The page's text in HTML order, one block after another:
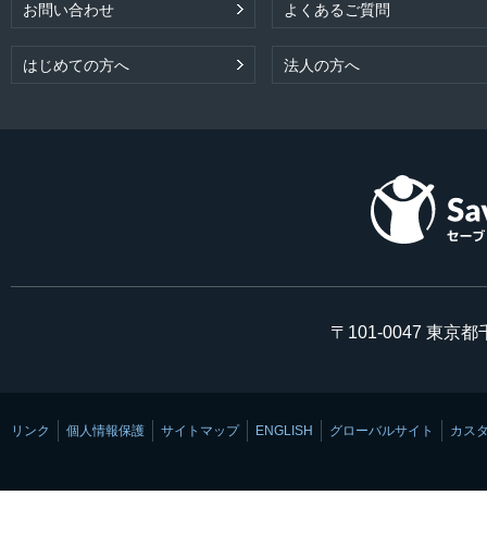
お問い合わせ よくあるご質問
はじめての方へ 法人の方へ
〒101-0047 東京都
リンク 個人情報保護 サイトマップ ENGLISH グローバルサイト カス